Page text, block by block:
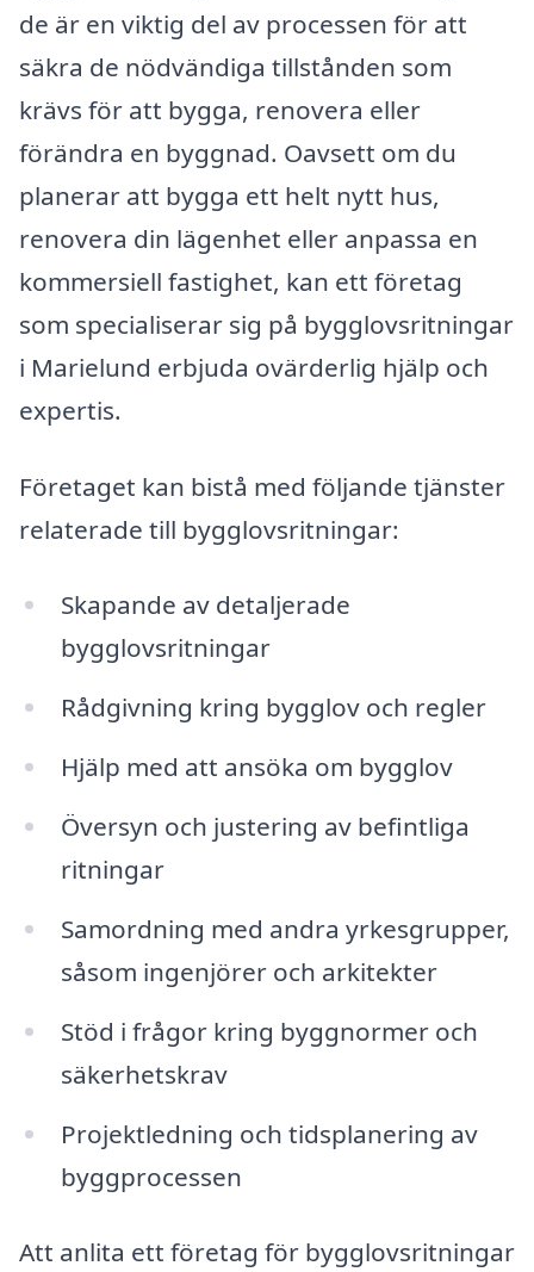
de är en viktig del av processen för att
säkra de nödvändiga tillstånden som
krävs för att bygga, renovera eller
förändra en byggnad. Oavsett om du
planerar att bygga ett helt nytt hus,
renovera din lägenhet eller anpassa en
kommersiell fastighet, kan ett företag
som specialiserar sig på bygglovsritningar
i Marielund erbjuda ovärderlig hjälp och
expertis.
Företaget kan bistå med följande tjänster
relaterade till bygglovsritningar:
Skapande av detaljerade
bygglovsritningar
Rådgivning kring bygglov och regler
Hjälp med att ansöka om bygglov
Översyn och justering av befintliga
ritningar
Samordning med andra yrkesgrupper,
såsom ingenjörer och arkitekter
Stöd i frågor kring byggnormer och
säkerhetskrav
Projektledning och tidsplanering av
byggprocessen
Att anlita ett företag för bygglovsritningar